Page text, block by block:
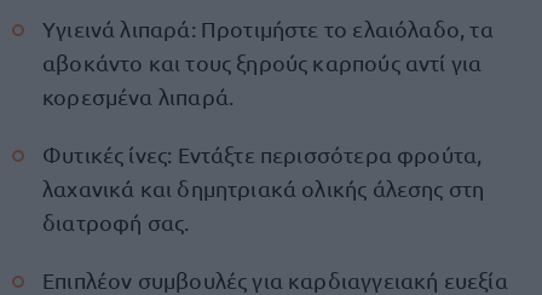
Υγιεινά λιπαρά: Προτιμήστε το ελαιόλαδο, τα
αβοκάντο και τους ξηρούς καρπούς αντί για
κορεσμένα λιπαρά.
Φυτικές ίνες: Εντάξτε περισσότερα φρούτα,
λαχανικά και δημητριακά ολικής άλεσης στη
διατροφή σας.
Επιπλέον συμβουλές για καρδιαγγειακή ευεξία